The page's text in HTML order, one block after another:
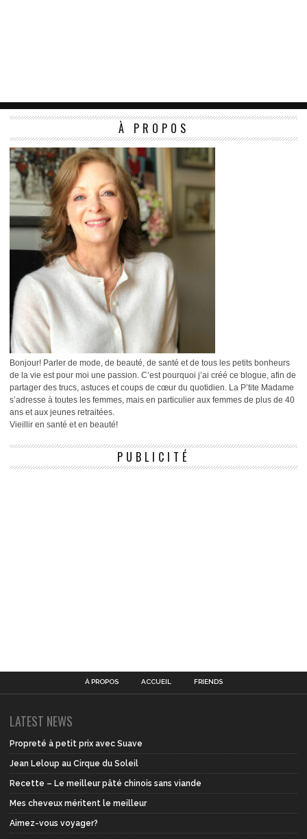
À PROPOS
Bonjour! Parler de mode, de beauté, de santé et de tous les petits bonheurs
de la vie est pour moi une passion. C’est pourquoi j’ai créé ce blogue, afin de
partager des trucs, astuces et coups de cœur du quotidien. La P’tite Madame
s’adresse à toutes les femmes, mais en particulier aux femmes de plus de 40
ans et aux jeunes retraitées.
Vieillir en santé et en beauté!
PUBLICITÉ
À PROPOS ACCUEIL FRIENDS
LATEST NEWS
Propreté à petit prix avec Suave
Jean Leloup au Cirque du Soleil
Recette – Le meilleur pâté chinois sans viande
Mes cheveux méritent le meilleur
Aimez-vous voyager?